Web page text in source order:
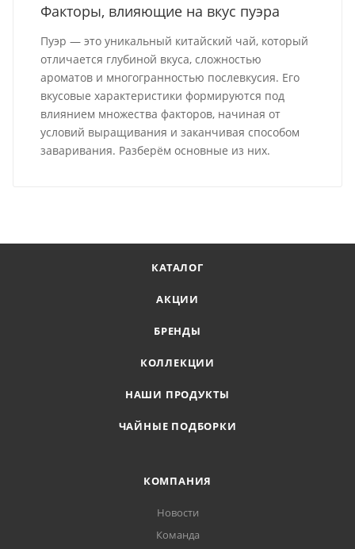
Факторы, влияющие на вкус пуэра
Пуэр — это уникальный китайский чай, который
отличается глубиной вкуса, сложностью
ароматов и многогранностью послевкусия. Его
вкусовые характеристики формируются под
влиянием множества факторов, начиная от
условий выращивания и заканчивая способом
заваривания. Разберём основные из них.
КАТАЛОГ
АКЦИИ
БРЕНДЫ
КОЛЛЕКЦИИ
НАШИ ПРОДУКТЫ
ЧАЙНЫЕ ПОДБОРКИ
КОМПАНИЯ
Новости
Команда